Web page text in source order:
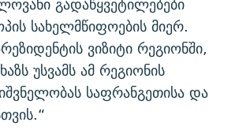
სახელმწიფოების მიერ.
ვიზიტი რეგიონში,
უსვამს ამ რეგიონის
საფრანგეთისა და